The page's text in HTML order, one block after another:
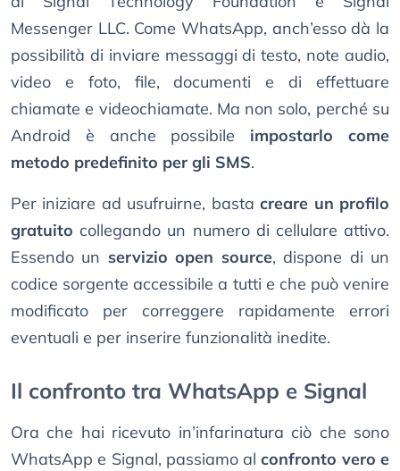
Messenger LLC. Come WhatsApp, anch’esso dà la
possibilità di inviare messaggi di testo, note audio,
video e foto, file, documenti e di effettuare
chiamate e videochiamate. Ma non solo, perché su
Android è anche possibile impostarlo come
metodo predefinito per gli SMS.
Per iniziare ad usufruirne, bastacreare un profilo
gratuito collegando un numero di cellulare attivo.
Essendo un servizio open source, dispone di un
codice sorgente accessibile a tutti e che può venire
modificato per correggere rapidamente errori
eventuali e per inserire funzionalità inedite.
Il confronto tra WhatsApp e Signal
Ora che hai ricevuto in’infarinatura ciò che sono
WhatsApp e Signal, passiamo alconfronto vero e